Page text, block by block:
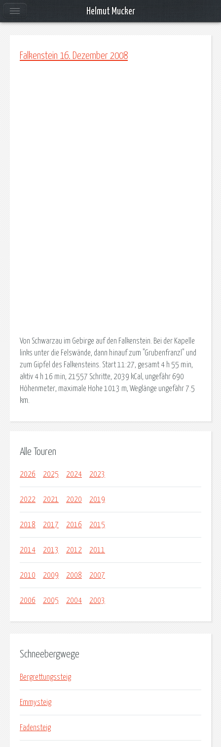
Falkenstein 16. Dezember 2008
Von Schwarzau im Gebirge auf den Falkenstein. Bei der Kapelle
links unter die Felswände, dann hinauf zum "Grubenfranzl" und
zum Gipfel des Falkensteins. Start 11:27, gesamt 4 h 55 min,
aktiv 4 h 16 min, 21557 Schritte, 2039 kCal, ungefähr 690
Höhenmeter, maximale Hohe 1013 m, Weglänge ungefähr 7.5
km.
Alle Touren
2026 2025 2024 2023
2022 2021 2020 2019
2018 2017 2016 2015
2014 2013 2012 2011
2010 2009 2008 2007
2006 2005 2004 2003
Schneebergwege
Bergrettungssteig
Emmysteig
Fadensteig
Helmut Mucker